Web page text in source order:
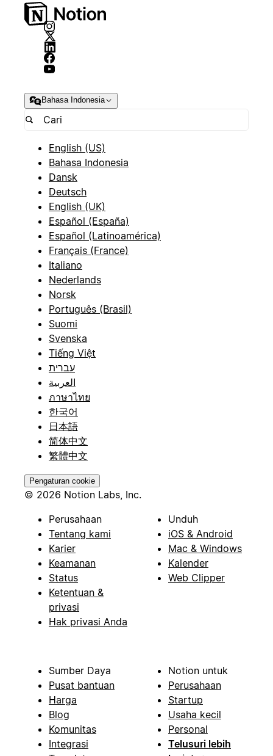
Bahasa Indonesia
English (US)
Bahasa Indonesia
Dansk
Deutsch
English (UK)
Español (España)
Español (Latinoamérica)
Français (France)
Italiano
Nederlands
Norsk
Português (Brasil)
Suomi
Svenska
Tiếng Việt
עברית
العربية
ภาษาไทย
한국어
日本語
简体中文
繁體中文
Pengaturan cookie
© 2026 Notion Labs, Inc.
Perusahaan
Tentang kami
Karier
Keamanan
Status
Ketentuan &
privasi
Hak privasi Anda
Unduh
iOS & Android
Mac & Windows
Kalender
Web Clipper
Sumber Daya
Pusat bantuan
Harga
Blog
Komunitas
Integrasi
Notion untuk
Perusahaan
Startup
Usaha kecil
Personal
Telusuri lebih